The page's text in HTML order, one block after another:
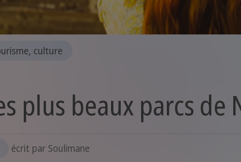
culture
plus beaux parcs de
écrit par Soulimane